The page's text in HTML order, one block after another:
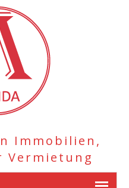
Immobilien,
Vermietung